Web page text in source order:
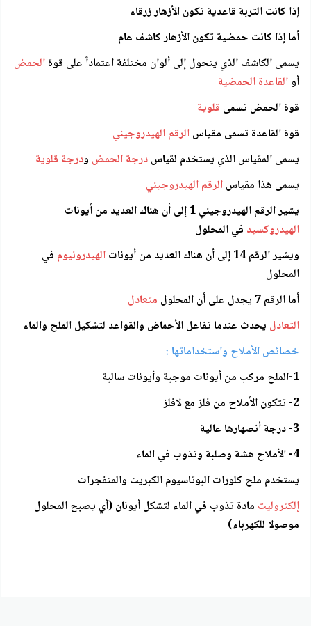
إذا كانت التربة قاعدية تكون الأزهار زرقاء
أما إذا كانت حمضية تكون الأزهار كاشف عام
يسمى الكاشف الذي يتحول إلى ألوان مختلفة اعتماداً على قوةالحمض
أوالقاعدة الحمضية
قوة الحمض تسمى قلوية
قوة القاعدة تسمى مقياسالرقم الهيدروجيني
يسمى المقياس الذي يستخدم لقياسدرجة الحمض ودرجة قلوية
يسمى هذا مقياسالرقم الهيدروجيني
يشير الرقم الهيدروجيني 1 إلى أن هناك العديد من أيونات
الهيدروكسيد في المحلول
ويشير الرقم 14 إلى أن هناك العديد من أيونا
تالهيدرونيوم في
المحلول
أما الرقم 7 يجدل على أن المحلول
متعادل
التعادل يحدث عندما تفاعل الأحماض والقواعد لتشكيل الملح والماء
خصائص الأملاح واستخداماتها :
1-الملح مركب من أيونات موجبة وأيونات سالبة
2- تتكون الأملاح من فلز مع لافلز
3- درجة أنصهارها عالية
4- الأملاح هشة وصلبة وتذوب في الماء
يستخدم ملح كلورات البوتاسيوم الكبريت والمتفجرات
إلكتروليت مادة تذوب في الماء لتشكل أيونان (أي يصبح المحلول
موصولا للكهرباء)